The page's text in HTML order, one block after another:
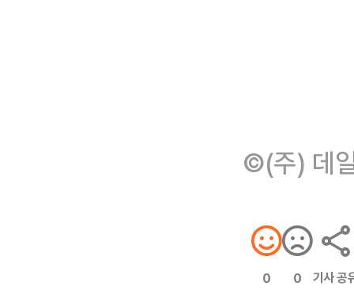
©(주) 데
0 0 기사 공